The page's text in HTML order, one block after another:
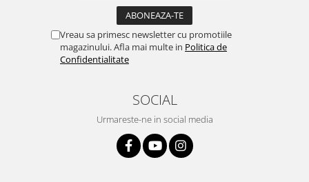
Vreau sa primesc newsletter cu promotiile
magazinului. Afla mai multe in Politica de
Confidentialitate
SOCIAL
Urmareste-ne in social media